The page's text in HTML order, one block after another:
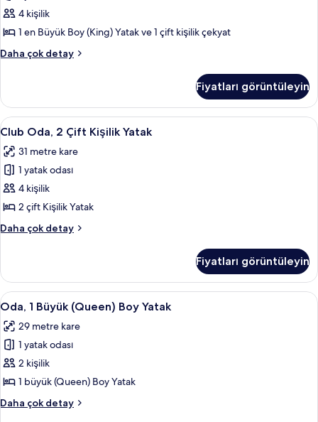
Büyük
(King)
Boy
Yatak
Çekyat
için
tüm
fotoğrafları
görün
4 kişilik
1 en Büyük Boy (King) Yatak ve 1 çift kişilik çekyat
Daha çok detay
Deluxe
Büyük
(King)
Boy
ve
Çekyat
daha
fazla
Fiyatları görüntüleyin
Club
Oda,
2
Çift
Kişilik
Yatak
için
tüm
görün
Kaliteli yatak takımı, odada kasa,
9
Club Oda, 2 Çift Kişilik Yatak
31 metre kare
1 yatak odası
4 kişilik
2 çift Kişilik Yatak
Daha çok detay
Club
Kişilik
Yatak
hakkında
fazla
detay
Fiyatları görüntüleyin
Oda,
1
Büyük
(Queen)
Boy
Yatak
için
tüm
Kaliteli yatak takımı, odada kasa,
5
Oda, 1 Büyük (Queen) Boy Yatak
29 metre kare
1 yatak odası
2 kişilik
1 büyük (Queen) Boy Yatak
Daha çok detay
Oda,